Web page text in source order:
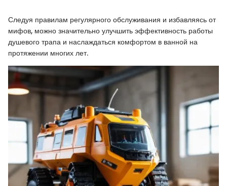
Следуя правилам регулярного обслуживания и избавляясь от
мифов, можно значительно улучшить эффективность работы
душевого трапа и наслаждаться комфортом в ванной на
протяжении многих лет.